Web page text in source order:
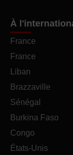
À
France
France
Liban
Brazzaville
Sénégal
Burkina Faso
Congo
États-Unis